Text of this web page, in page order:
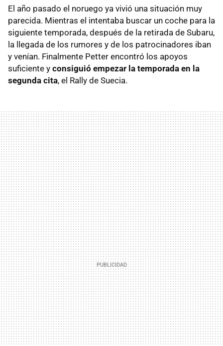
El año pasado el noruego ya vivió una situación muy
parecida. Mientras el intentaba buscar un coche para la
siguiente temporada, después de la retirada de Subaru,
la llegada de los rumores y de los patrocinadores iban
y venían. Finalmente Petter encontró los apoyos
suficiente y consiguió empezar la temporada en la
segunda cita, el Rally de Suecia.